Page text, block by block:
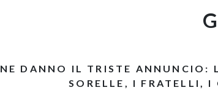
NE DANNO IL TRISTE ANNUNCIO:
SORELLE, I FRATELLI,